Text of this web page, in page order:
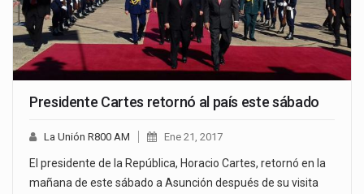
Presidente Cartes retornó al país este sábado
La Unión R800 AM Ene 21, 2017
El presidente de la República, Horacio Cartes, retornó en la
mañana de este sábado a Asunción después de su visita